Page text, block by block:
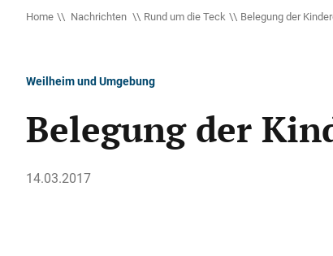
Home Nachrichten Rund um die Teck Belegung der
Weilheim und Umgebung
Belegung der
14.03.2017